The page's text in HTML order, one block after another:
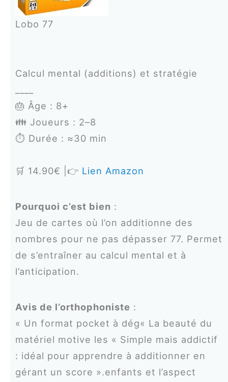
Lobo 77
Calcul mental (additions) et stratégie
🎂 Âge : 8+
👪 Joueurs : 2–8
⏱️ Durée : ≈30 min
🛒 14.90€ |👉 Lien Amazon
Pourquoi c’est bien :
Jeu de cartes où l’on additionne des
nombres pour ne pas dépasser 77. Permet
de s’entraîner au calcul mental et à
l’anticipation.
Avis de l’orthophoniste :
« Un format pocket à dég« La beauté du
matériel motive les « Simple mais addictif
: idéal pour apprendre à additionner en
gérant un score ».enfants et l’aspect